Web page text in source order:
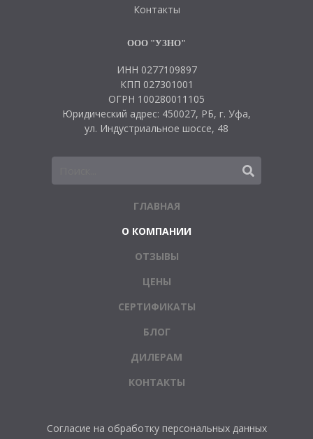
Контакты
ООО "УЗНО"
ИНН 0277109897
КПП 027301001
ОГРН 100280011105
Юридический адрес: 450027, РБ, г. Уфа,
ул. Индустриальное шоссе, 48
ГЛАВНАЯ
О КОМПАНИИ
ОТЗЫВЫ
ЦЕНЫ
СЕРТИФИКАТЫ
БЛОГ
ДИЛЕРАМ
КОНТАКТЫ
Согласие на обработку персональных данных